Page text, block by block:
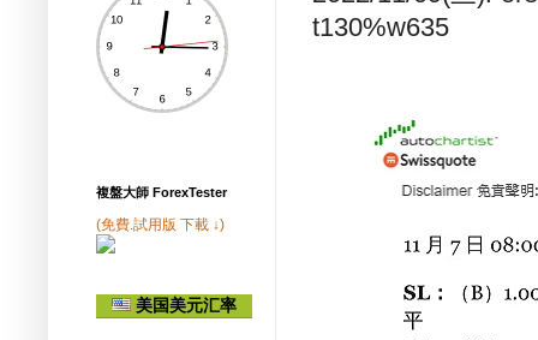
t130%w635
複盤大師 ForexTester
(免費.試用版 下載 ↓)
美国美元汇率